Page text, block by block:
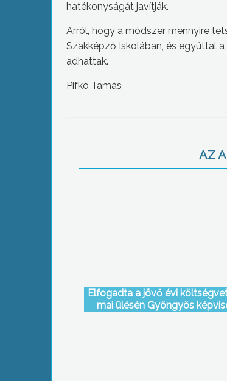
hatékonyságát javítják.
Arról, hogy a módszer mennyire
Szakképző Iskolában, és egyúttal
adhattak.
Pifkó Tamás
AZ
Elfogadta a jövő évi
mai ülésén Gyöngyös